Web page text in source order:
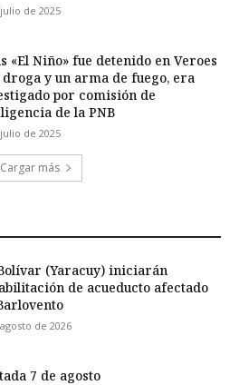
de 2025
«El Niño» fue detenido en Veroes
droga y un arma de fuego, era
por comisión de
de la PNB
de 2025
Cargar más
(Yaracuy) iniciarán
de acueducto afectado
de 2026
7 de agosto